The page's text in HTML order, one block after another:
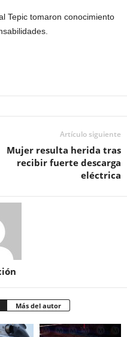
Tepic tomaron conocimiento
Artículo siguiente
Mujer resulta herida tras
recibir fuerte descarga
eléctrica
Más del autor